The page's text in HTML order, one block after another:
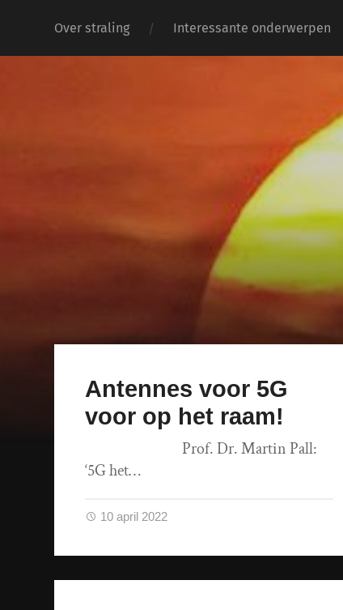
Over straling Interessante onderwerpen
Antennes voor 5G
voor op het raam!
Prof. Dr. Martin Pall:
‘5G het…
10 april 2022